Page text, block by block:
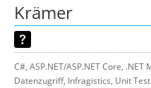
Krämer
C#, ASP.NET/ASP.NET Core, .NET
Datenzugriff, Infragistics, Unit